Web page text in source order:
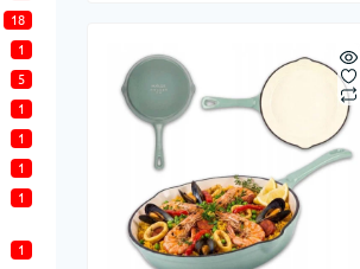
18
1
5
1
1
1
1
1